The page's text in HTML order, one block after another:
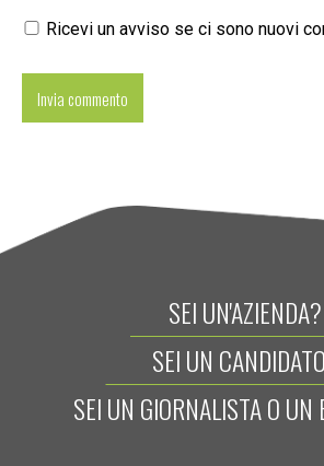
Ricevi un avviso se ci sono nuovi
SEI UN'AZIENDA?
SEI UN
SEI UN GIORNALISTA O UN